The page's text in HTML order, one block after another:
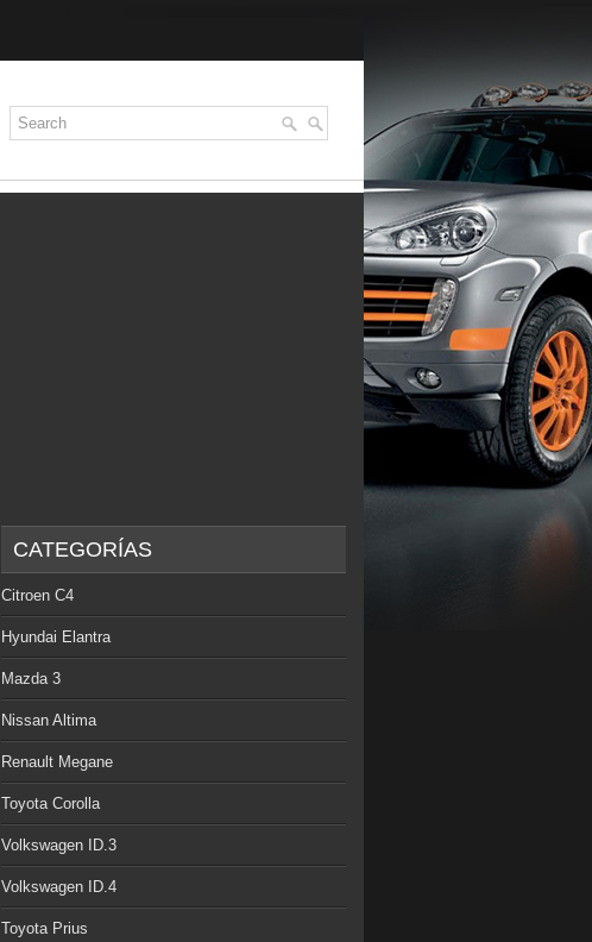
CATEGORÍAS
Citroen C4
Hyundai Elantra
Mazda 3
Nissan Altima
Renault Megane
Toyota Corolla
Volkswagen ID.3
Volkswagen ID.4
Toyota Prius